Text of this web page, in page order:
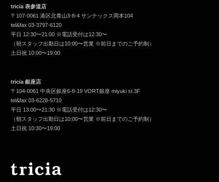
tricia 表参道店
〒107-0061 港区北青山3-8-4 サンテックス岡本104
tel&fax03-3797-6120
平日 12:30〜21:00 ※電話受付は12:30〜
（朝スタッフ出勤日は10:00〜営業 ※前日までのご予約制）
土日祝 10:00〜19:00
tricia 銀座店
〒104-0061 中央区銀座6-8-19 VORT銀座 miyuki st.3F
tel&fax03-6228-5710
平日 13:00〜21:30 ※電話受付は12:30〜
（朝スタッフ出勤日は10:00〜営業 ※前日までのご予約制）
土日祝 10:30〜19:00